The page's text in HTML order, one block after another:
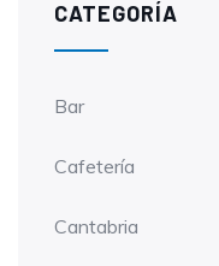
CATEGORÍA
Bar
Cafetería
Cantabria